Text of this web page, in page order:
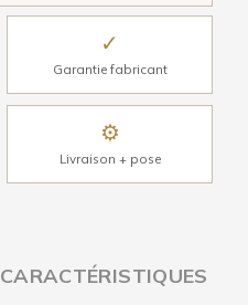
✓
Garantie fabricant
⚙
Livraison + pose
CARACTÉRISTIQUES